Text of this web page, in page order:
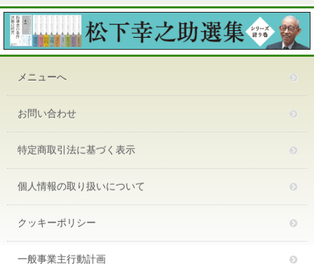
メニューへ
お問い合わせ
特定商取引法に基づく表示
個人情報の取り扱いについて
クッキーポリシー
一般事業主行動計画